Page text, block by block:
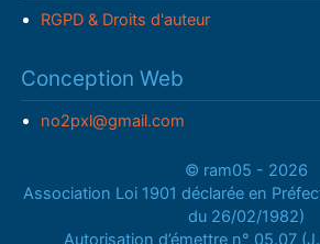
RGPD & Droits d'auteur
Conception Web
no2pxl@gmail.com
© ram05 - 2026
Association Loi 1901 déclarée en
du 26/02/1982)
Autorisation d’émettre n° 05.07